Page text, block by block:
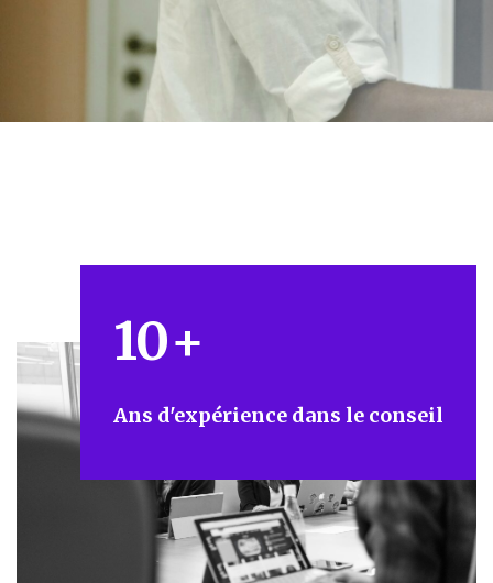
10+
Ans d'expérience dans le conseil